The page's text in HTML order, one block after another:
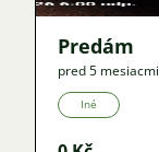
Predám
pred 5 mesiacmi
Iné